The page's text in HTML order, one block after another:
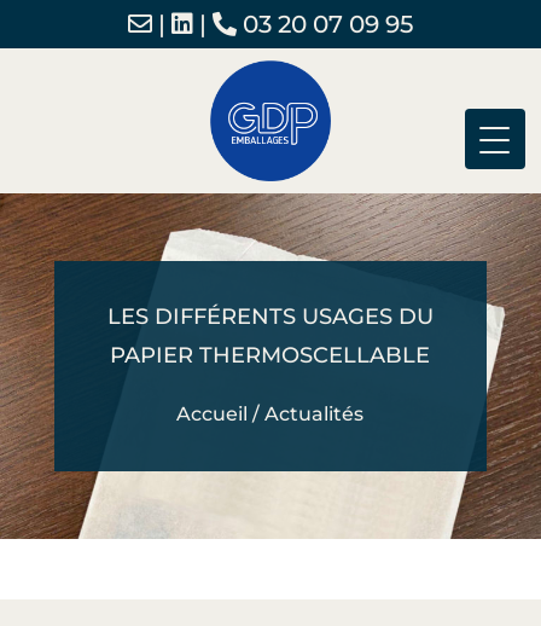
| | 03 20 07 09 95
LES DIFFÉRENTS USAGES DU
PAPIER THERMOSCELLABLE
Accueil /Actualités